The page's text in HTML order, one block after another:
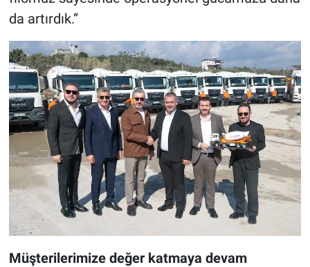
da artırdık.”
Müşterilerimize değer katmaya devam